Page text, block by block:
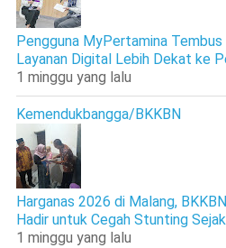
Pengguna MyPertamina
Layanan Digital Lebih Dekat ke
1 minggu yang lalu
Kemendukbangga/BKKBN
Harganas 2026 di Malang,
Hadir untuk Cegah Stunting
1 minggu yang lalu